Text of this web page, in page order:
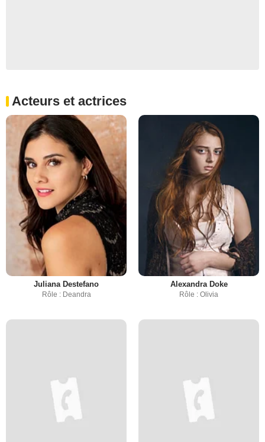
Acteurs et actrices
Juliana Destefano
Rôle : Deandra
Alexandra Doke
Rôle : Olivia